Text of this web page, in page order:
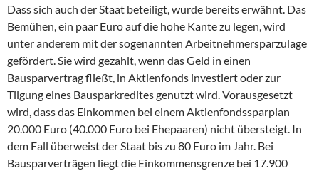
Dass sich auch der Staat beteiligt, wurde bereits erwähnt. Das
Bemühen, ein paar Euro auf die hohe Kante zu legen, wird
unter anderem mit der sogenannten Arbeitnehmersparzulage
gefördert. Sie wird gezahlt, wenn das Geld in einen
Bausparvertrag fließt, in Aktienfonds investiert oder zur
Tilgung eines Bausparkredites genutzt wird. Vorausgesetzt
wird, dass das Einkommen bei einem Aktienfondssparplan
20.000 Euro (40.000 Euro bei Ehepaaren) nicht übersteigt. In
dem Fall überweist der Staat bis zu 80 Euro im Jahr. Bei
Bausparverträgen liegt die Einkommensgrenze bei 17.900